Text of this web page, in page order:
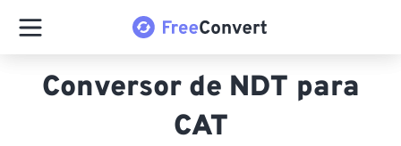
Conversor de NDT para
CAT